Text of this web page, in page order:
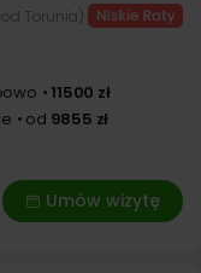
Torunia)
11500 zł
od 9855 zł
Umów wizytę